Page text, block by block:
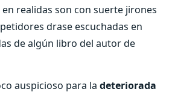
realidas son con suerte jirones
drase escuchadas en
de algún libro del autor de
auspicioso para la deteriorada